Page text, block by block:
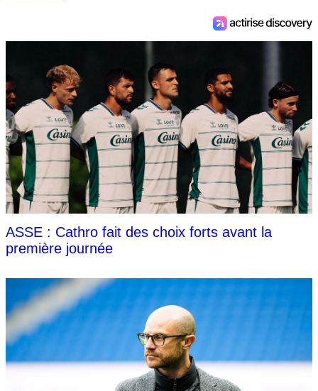
ASSE : Cathro fait des choix forts avant la
première journée